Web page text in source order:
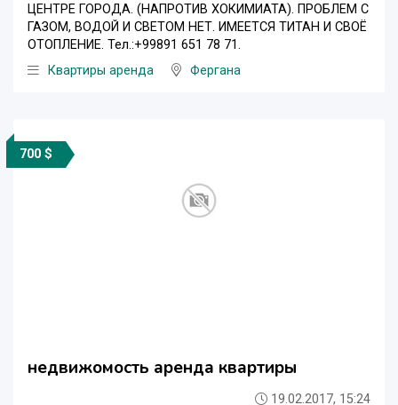
ЦЕНТРЕ ГОРОДА. (НАПРОТИВ ХОКИМИАТА). ПРОБЛЕМ С
ГАЗОМ, ВОДОЙ И СВЕТОМ НЕТ. ИМЕЕТСЯ ТИТАН И СВОЁ
ОТОПЛЕНИЕ. Тел.:+99891 651 78 71.
Квартиры аренда
Фергана
700 $
недвижомость аренда квартиры
19.02.2017, 15:24